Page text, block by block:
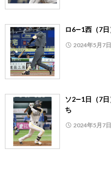
ロ6―1西（7
2024年5月7日
ソ2―1日（7日
ち
2024年5月7日